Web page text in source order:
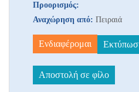
Προορισμός:
Αναχώρηση από: Πειραιά
Ενδιαφέρομαι
Αποστολή σε φίλο